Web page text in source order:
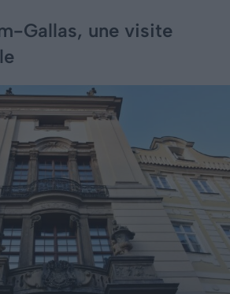
Gallas, une visite